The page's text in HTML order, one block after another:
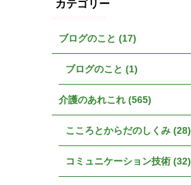
カテゴリー
ブログのこと (17)
ブログのこと (1)
介護のあれこれ (565)
こころとからだのしくみ (28)
コミュニケーション技術 (32)